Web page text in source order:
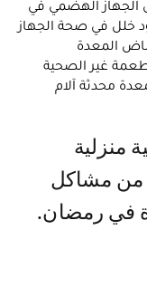
الجهاز الهضمي في
خلل في صحة الجهاز
المعدة
غير الصحية
محدثة آلام
من مشاكل
في رمضان.